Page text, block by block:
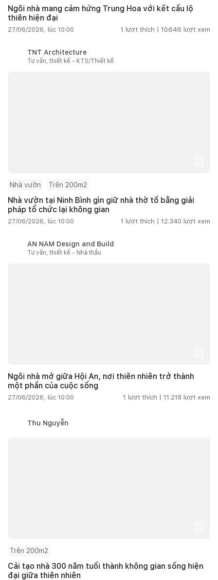
Ngôi nhà mang cảm hứng Trung Hoa với kết cấu lộ
thiên hiện đại
27/06/2026, lúc 10:00 1 lượt thích | 10.646 lượt xem
TNT Architecture
Tư vấn, thiết kế - KTS/Thiết kế
Nhà vườn Trên 200m2
Nhà vườn tại Ninh Bình gìn giữ nhà thờ tổ bằng giải
pháp tổ chức lại không gian
27/06/2026, lúc 10:00 1 lượt thích | 12.340 lượt xem
AN NAM Design and Build
Tư vấn, thiết kế - Nhà thầu
Ngôi nhà mở giữa Hội An, nơi thiên nhiên trở thành
một phần của cuộc sống
27/06/2026, lúc 10:00 1 lượt thích | 11.218 lượt xem
Thu Nguyễn
Trên 200m2
Cải tạo nhà 300 năm tuổi thành không gian sống hiện
đại giữa thiên nhiên